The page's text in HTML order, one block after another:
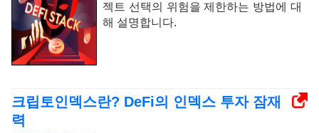
젝트 선택의 위험을 제한하는 방법에 대
해 설명합니다.
크립토인덱스란? DeFi의 인덱스 투자 잠재
력